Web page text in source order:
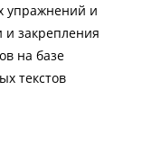
упражнений и
и закрепления
на базе
текстов